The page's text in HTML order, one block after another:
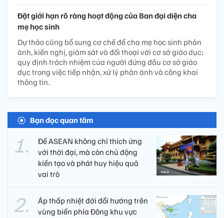
Đặt giới hạn rõ ràng hoạt động của Ban đại diện cha
mẹ học sinh
Dự thảo cũng bổ sung cơ chế để cha mẹ học sinh phản
ánh, kiến nghị, giám sát và đối thoại với cơ sở giáo dục;
quy định trách nhiệm của người đứng đầu cơ sở giáo
dục trong việc tiếp nhận, xử lý phản ánh và công khai
thông tin.
Bạn đọc quan tâm
Để ASEAN không chỉ thích ứng
với thời đại, mà còn chủ động
kiến tạo và phát huy hiệu quả
vai trò
Áp thấp nhiệt đới đổi hướng trên
vùng biển phía Đông khu vực